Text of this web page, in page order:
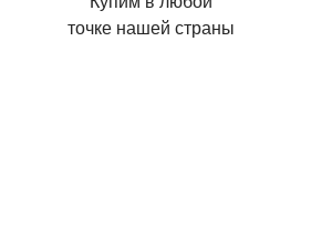
точке нашей страны